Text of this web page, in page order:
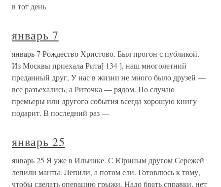
в тот день
январь 7
январь 7 Рождество Христово. Был прогон с публикой.
Из Москвы приехала Рита[ 134 ], наш многолетний
преданный друг, У нас в жизни не много было друзей —
все разъехались, а Риточка — рядом. По случаю
премьеры или другого события всегда хорошую книгу
подарит. В последний раз —
январь 25
январь 25 Я уже в Ильинке. С Юриным другом Сережей
лепили манты. Лепили, а потом ели. Готовлюсь к тому,
чтобы сделать операцию грыжи. Надо брать справки, нет